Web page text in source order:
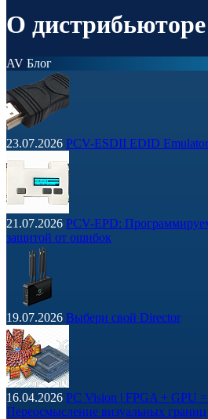
О дистрибьюторе
AV Блог
23.07.2026 PCV-ESDII EDID Emulator
21.07.2026 PCV-EPD:
защитой от ошибок
19.07.2026 Выбери свой Director
16.04.2026 PC Vision | FPGA + GPU
Переосмысление визуальных границ